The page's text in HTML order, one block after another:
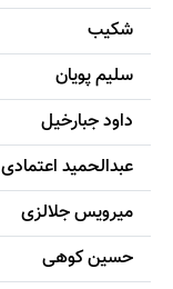
شکيب
سليم پویان
داود جبارخیل
عبدالحمید اعتمادی
میرویس جلالزی
حسين کوهی